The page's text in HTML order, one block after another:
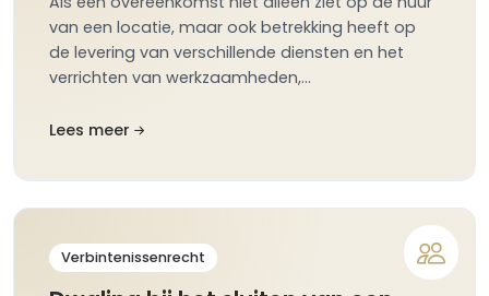
van een locatie, maar ook betrekking heeft op
de levering van verschillende diensten en het
verrichten van werkzaamheden,…
Lees meer
Verbintenissenrecht